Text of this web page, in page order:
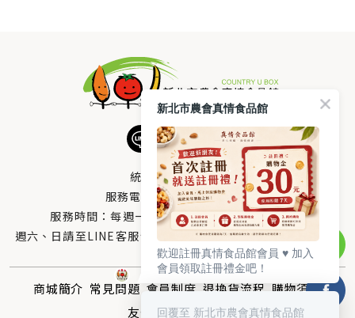
統編：33378005
服務電話：0800-666-980
服務時間：每週一至週五AM 8：10～PM 5：00
週六、日請至LINE客服留言 LINE@帳號搜尋：@uboxorg
商城簡介 常見問題 會員制度 退換貨流程 購物須知
友情連結 聯絡我們
新北市農會真情食品館
歡迎註冊真情食品館會員 ♥️ 加入
會員領取註冊禮金吧！
回覆至 新北市農會真情食品館